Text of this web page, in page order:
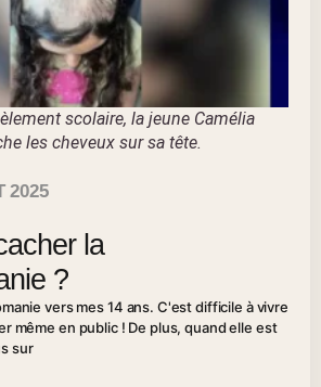
scolaire, la jeune Camélia
les cheveux sur sa tête.
2025
la
?
vers mes 14 ans. C'est difficile à vivre
même en public ! De plus, quand elle est
sur